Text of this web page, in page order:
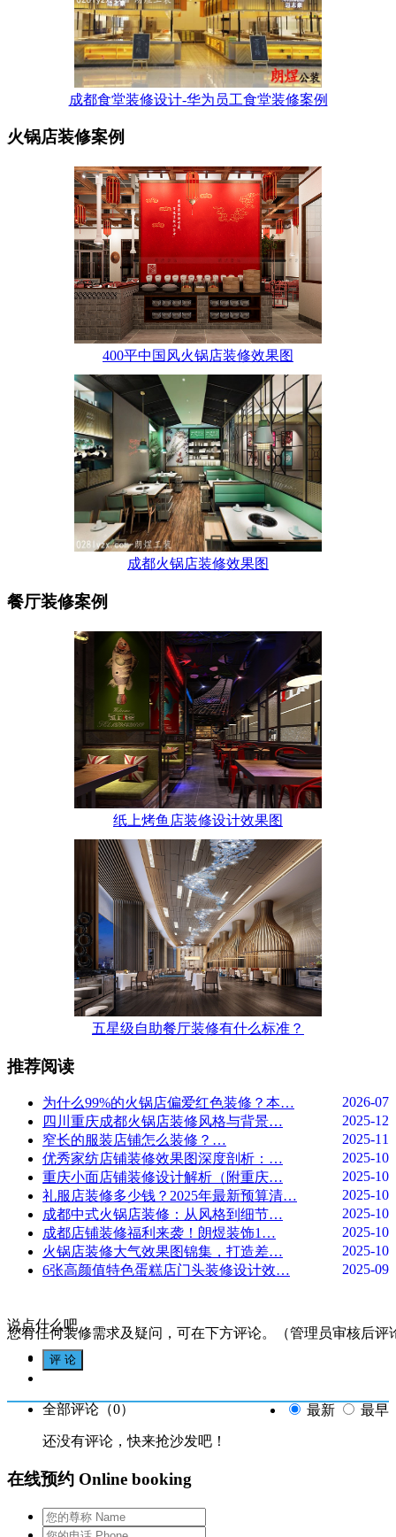
成都食堂装修设计-华为员工食堂装修案例
火锅店装修案例
400平中国风火锅店装修效果图
成都火锅店装修效果图
餐厅装修案例
纸上烤鱼店装修设计效果图
五星级自助餐厅装修有什么标准？
推荐阅读
为什么99%的火锅店偏爱红色装修？本…
2026-07
四川重庆成都火锅店装修风格与背景…
2025-12
窄长的服装店铺怎么装修？…
2025-11
优秀家纺店铺装修效果图深度剖析：…
2025-10
重庆小面店铺装修设计解析（附重庆…
2025-10
礼服店装修多少钱？2025年最新预算清…
2025-10
成都中式火锅店装修：从风格到细节…
2025-10
成都店铺装修福利来袭！朗煜装饰1…
2025-10
火锅店装修大气效果图锦集，打造差…
2025-10
6张高颜值特色蛋糕店门头装修设计效…
2025-09
您有任何装修需求及疑问，可在下方评论。（管理员审核后评
说点什么吧
全部评论（0） 最新 最早
还没有评论，快来抢沙发吧！
在线预约 Online booking